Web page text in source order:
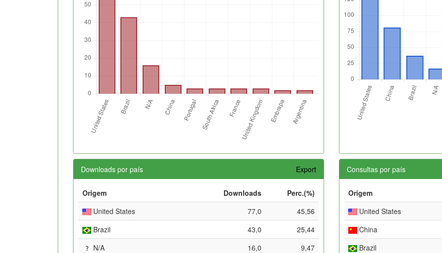
Downloads por país Export
Origem Downloads
Perc.(%)
United States
77,0
45,56
Brazil
43,0
25,44
N/A
16,0
9,47
Consultas por país
Origem
United States
China
Brazil